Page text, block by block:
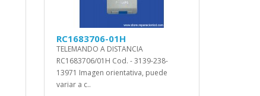
RC1683706-01H
TELEMANDO A DISTANCIA
RC1683706/01H Cod. - 3139-238-
13971 Imagen orientativa, puede
variar a c..